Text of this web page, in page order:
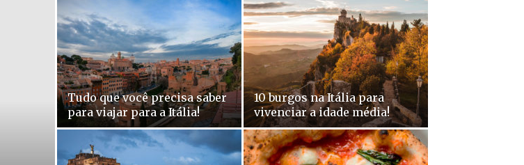
Tudo que você precisa saber
para viajar para a Itália!
10 burgos na Itália para
vivenciar a idade média!